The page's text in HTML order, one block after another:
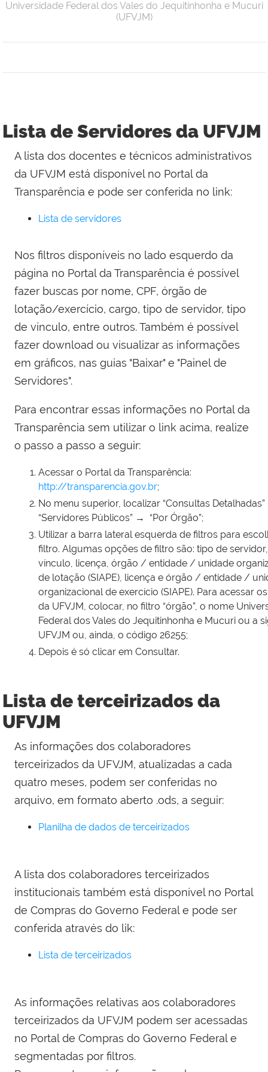
Universidade Federal dos Vales do Jequitinhonha e Mucuri
(UFVJM)
Lista de Servidores da UFVJM
A lista dos docentes e técnicos administrativos
da UFVJM está disponível no Portal da
Transparência e pode ser conferida no link:
Lista de servidores
Nos filtros disponíveis no lado esquerdo da
página no Portal da Transparência é possível
fazer buscas por nome, CPF, órgão de
lotação/exercício, cargo, tipo de servidor, tipo
de vínculo, entre outros. Também é possível
fazer download ou visualizar as informações
em gráficos, nas guias "Baixar" e "Painel de
Servidores".
Para encontrar essas informações no Portal da
Transparência sem utilizar o link acima, realize
o passo a passo a seguir:
Acessar o Portal da Transparência:
http://transparencia.gov.br;
No menu superior, localizar “Consultas
“Servidores Públicos” → “Por Órgão”;
Utilizar a barra lateral esquerda de filtros para
filtro. Algumas opções de filtro são: tipo de
vínculo, licença, órgão / entidade / unidade
de lotação (SIAPE), licença e órgão / entidade /
organizacional de exercício (SIAPE). Para acessar
da UFVJM, colocar, no filtro “órgão”, o nome
Federal dos Vales do Jequitinhonha e Mucuri ou a
UFVJM ou, ainda, o código 26255;
Depois é só clicar em Consultar.
Lista de terceirizados da
UFVJM
As informações dos colaboradores
terceirizados da UFVJM, atualizadas a cada
quatro meses, podem ser conferidas no
arquivo, em formato aberto .ods, a seguir:
Planilha de dados de terceirizados
A lista dos colaboradores terceirizados
institucionais também está disponível no Portal
de Compras do Governo Federal e pode ser
conferida através do lik:
Lista de terceirizados
As informações relativas aos colaboradores
terceirizados da UFVJM podem ser acessadas
no Portal de Compras do Governo Federal e
segmentadas por filtros.